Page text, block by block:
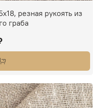
резная рукоять из
граба